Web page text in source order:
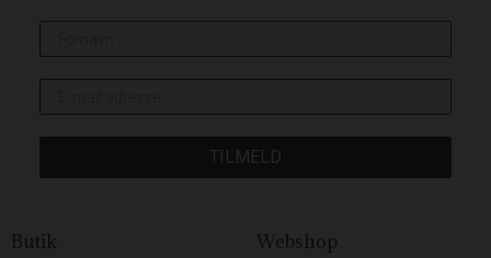
TILMELD
Butik Webshop